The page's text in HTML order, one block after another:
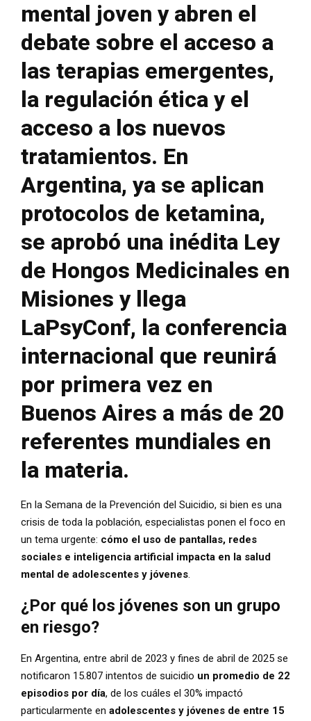
mental joven y abren el
debate sobre el acceso a
las terapias emergentes,
la regulación ética y el
acceso a los nuevos
tratamientos. En
Argentina, ya se aplican
protocolos de ketamina,
se aprobó una inédita Ley
de Hongos Medicinales en
Misiones y llega
LaPsyConf, la conferencia
internacional que reunirá
por primera vez en
Buenos Aires a más de 20
referentes mundiales en
la materia.
En la Semana de la Prevención del Suicidio, si bien es una
crisis de toda la población, especialistas ponen el foco en
un tema urgente: cómo el uso de pantallas, redes
sociales e inteligencia artificial impacta en la salud
mental de adolescentes y jóvenes.
¿Por qué los jóvenes son un grupo
en riesgo?
En Argentina, entre abril de 2023 y fines de abril de 2025 se
notificaron 15.807 intentos de suicidio un promedio de 22
episodios por día, de los cuáles el 30% impactó
particularmente en adolescentes y jóvenes de entre 15